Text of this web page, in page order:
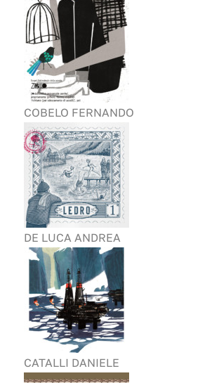
COBELO FERNANDO
DE LUCA ANDREA
CATALLI DANIELE